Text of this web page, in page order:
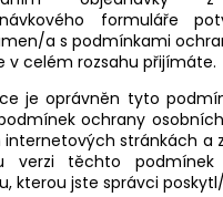
formuláře
a s podmínkami
v celém rozsahu přijímáte.
je oprávněn tyto
ochrany
internetových stránkách a
verzi těchto podmínek
kterou jste správci